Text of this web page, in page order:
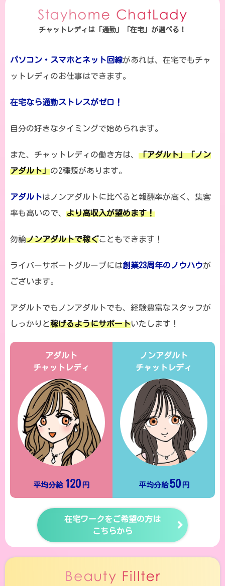
チャットレディは「通勤」「在宅」が選べる！
パソコン・スマホとネット回線があれば、在宅でもチャ
ットレディのお仕事はできます。
在宅なら通勤ストレスがゼロ！
自分の好きなタイミングで始められます。
また、チャットレディの働き方は、 「アダルト」「ノン
アダルト」の2種類があります。
アダルトはノンアダルトに比べると報酬率が高く、集客
率も高いので、 より高収入が望めます！
勿論ノンアダルトで稼ぐこともできます！
ライバーサポートグループには創業23周年のノウハウが
ございます。
アダルトでもノンアダルトでも、経験豊富なスタッフが
しっかりと稼げるようにサポートいたします！
アダルト
チャットレディ
平均分給 120 円
ノンアダルト
チャットレディ
平均分給50 円
在宅ワークをご希望の方は
こちらから